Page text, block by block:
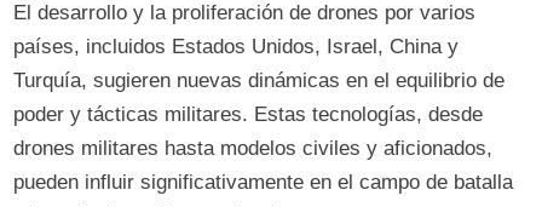
El desarrollo y la proliferación de drones por varios
países, incluidos Estados Unidos, Israel, China y
Turquía, sugieren nuevas dinámicas en el equilibrio de
poder y tácticas militares. Estas tecnologías, desde
drones militares hasta modelos civiles y aficionados,
pueden influir significativamente en el campo de batalla